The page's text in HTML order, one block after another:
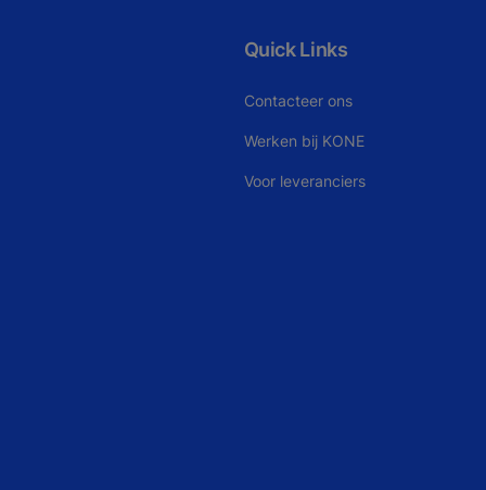
Quick Links
Contacteer ons
Werken bij KONE
Voor leveranciers